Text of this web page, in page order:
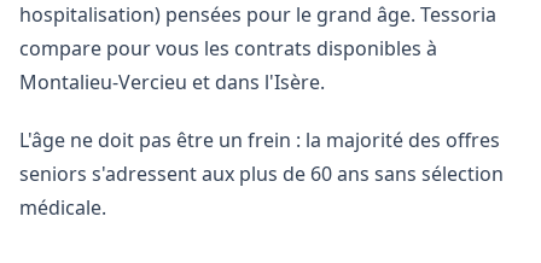
hospitalisation) pensées pour le grand âge. Tessoria
compare pour vous les contrats disponibles à
Montalieu-Vercieu et dans l'Isère.
L'âge ne doit pas être un frein : la majorité des offres
seniors s'adressent aux plus de 60 ans sans sélection
médicale.